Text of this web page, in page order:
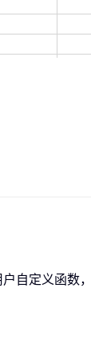
自定义函数